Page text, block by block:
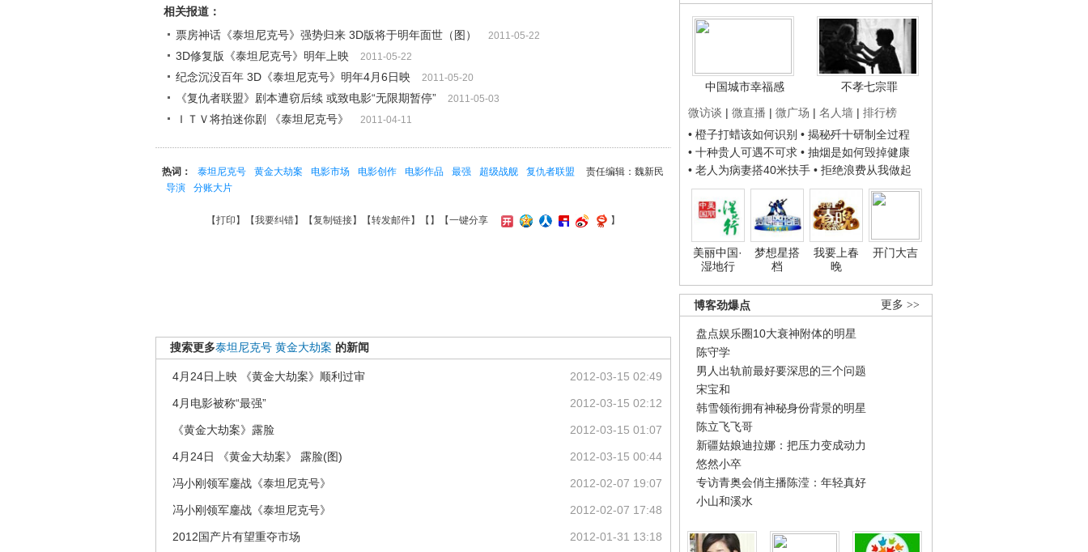
中国城市幸福感
不孝七宗罪
微访谈 | 微直播 | 微广场 | 名人墙 | 排行榜
• 橙子打蜡该如何识别 • 揭秘歼十研制全过程
• 十种贵人可遇不可求 • 抽烟是如何毁掉健康
• 老人为病妻搭40米扶手 • 拒绝浪费从我做起
美丽中国·
湿地行
梦想星搭
档
我要上春
晚
开门大吉
更多 >>
博客劲爆点
盘点娱乐圈10大衰神附体的明星
陈守学
男人出轨前最好要深思的三个问题
宋宝和
韩雪领衔拥有神秘身份背景的明星
陈立飞飞哥
新疆姑娘迪拉娜：把压力变成动力
悠然小卒
专访青奥会俏主播陈滢：年轻真好
小山和溪水
相关报道：
票房神话《泰坦尼克号》强势归来 3D版将于明年面世（图）
2011-05-22
3D修复版《泰坦尼克号》明年上映 2011-05-22
纪念沉没百年 3D《泰坦尼克号》明年4月6日映 2011-05-20
《复仇者联盟》剧本遭窃后续 或致电影“无限期暂停” 2011-05-03
ＩＴＶ将拍迷你剧 《泰坦尼克号》 2011-04-11
责任编辑：魏新民
热词： 泰坦尼克号 黄金大劫案 电影市场 电影创作 电影作品 最强 超级战舰
复仇者联盟
导演
分账大片
【打印 】【我要纠错】【复制链接】【转发邮件】【 】 【一键分享 】
搜索更多泰坦尼克号 黄金大劫案 的新闻
2012-03-15 02:49
4月24日上映 《黄金大劫案》顺利过审
2012-03-15 02:12
4月电影被称“最强”
2012-03-15 01:07
《黄金大劫案》露脸
2012-03-15 00:44
4月24日 《黄金大劫案》 露脸(图)
2012-02-07 19:07
冯小刚领军鏖战《泰坦尼克号》
2012-02-07 17:48
冯小刚领军鏖战《泰坦尼克号》
2012-01-31 13:18
2012国产片有望重夺市场